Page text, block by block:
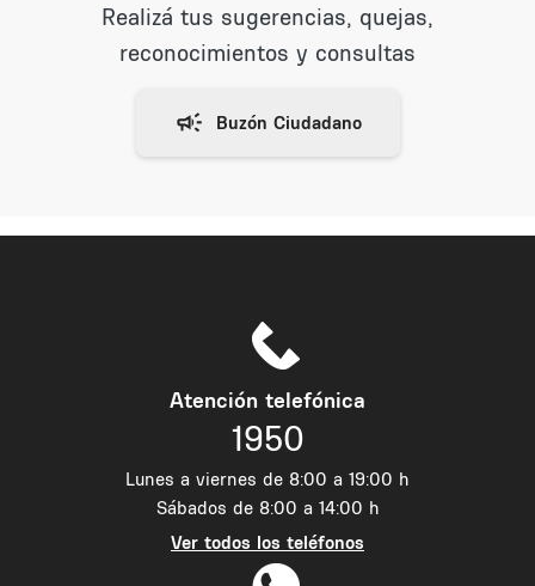
Realizá tus sugerencias, quejas,
reconocimientos y consultas
Atención telefónica
1950
Lunes a viernes de 8:00 a 19:00 h
Sábados de 8:00 a 14:00 h
Ver todos los teléfonos